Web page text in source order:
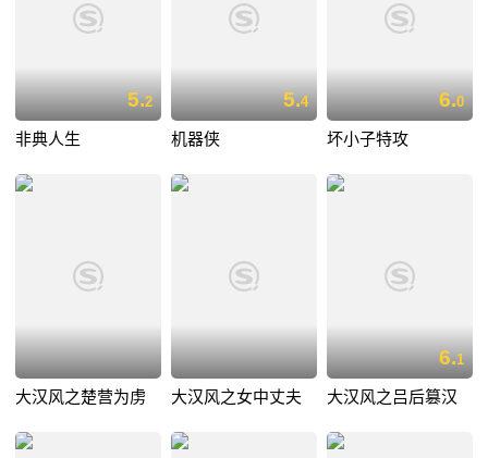
5.2
非典人生
5.4
机器侠
6.0
坏小子特攻
大汉风之楚营为虏 大汉风之女中丈夫
6.1
大汉风之吕后篡汉